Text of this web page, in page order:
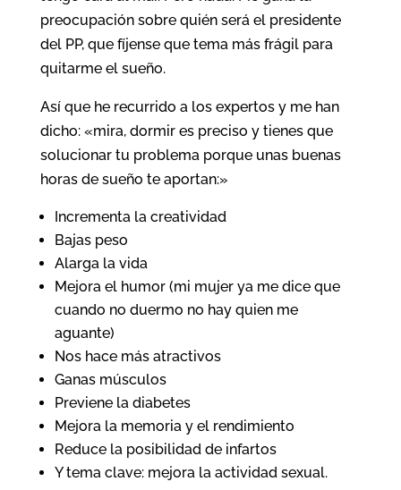
preocupación sobre quién será el presidente
del PP, que fíjense que tema más frágil para
quitarme el sueño.
Así que he recurrido a los expertos y me han
dicho: «mira, dormir es preciso y tienes que
solucionar tu problema porque unas buenas
horas de sueño te aportan:»
Incrementa la creatividad
Bajas peso
Alarga la vida
Mejora el humor (mi mujer ya me dice que
cuando no duermo no hay quien me
aguante)
Nos hace más atractivos
Ganas músculos
Previene la diabetes
Mejora la memoria y el rendimiento
Reduce la posibilidad de infartos
Y tema clave: mejora la actividad sexual.